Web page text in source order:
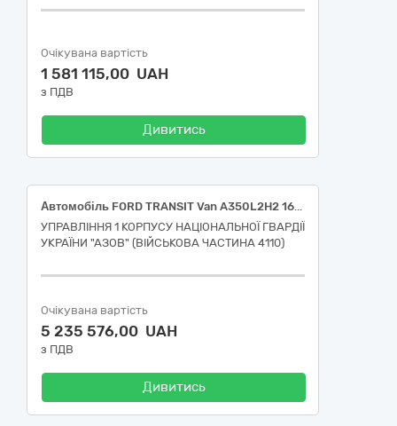
Очікувана вартість
1 581 115,00 UAH
з ПДВ
Дивитись
Автомобіль FORD TRANSIT Van A350L2H2 165 Trend, Автомобіль FORD TRANSIT DCIV A350L3H2 165 Trend
УПРАВЛІННЯ 1 КОРПУСУ НАЦІОНАЛЬНОЇ ГВАРДІЇ
УКРАЇНИ "АЗОВ" (ВІЙСЬКОВА ЧАСТИНА 4110)
Очікувана вартість
5 235 576,00 UAH
з ПДВ
Дивитись